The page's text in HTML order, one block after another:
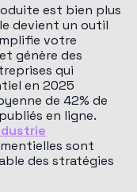
est bien plus
devient un outil
votre
génère des
qui
en 2025
de 42% de
en ligne.
sont
des stratégies